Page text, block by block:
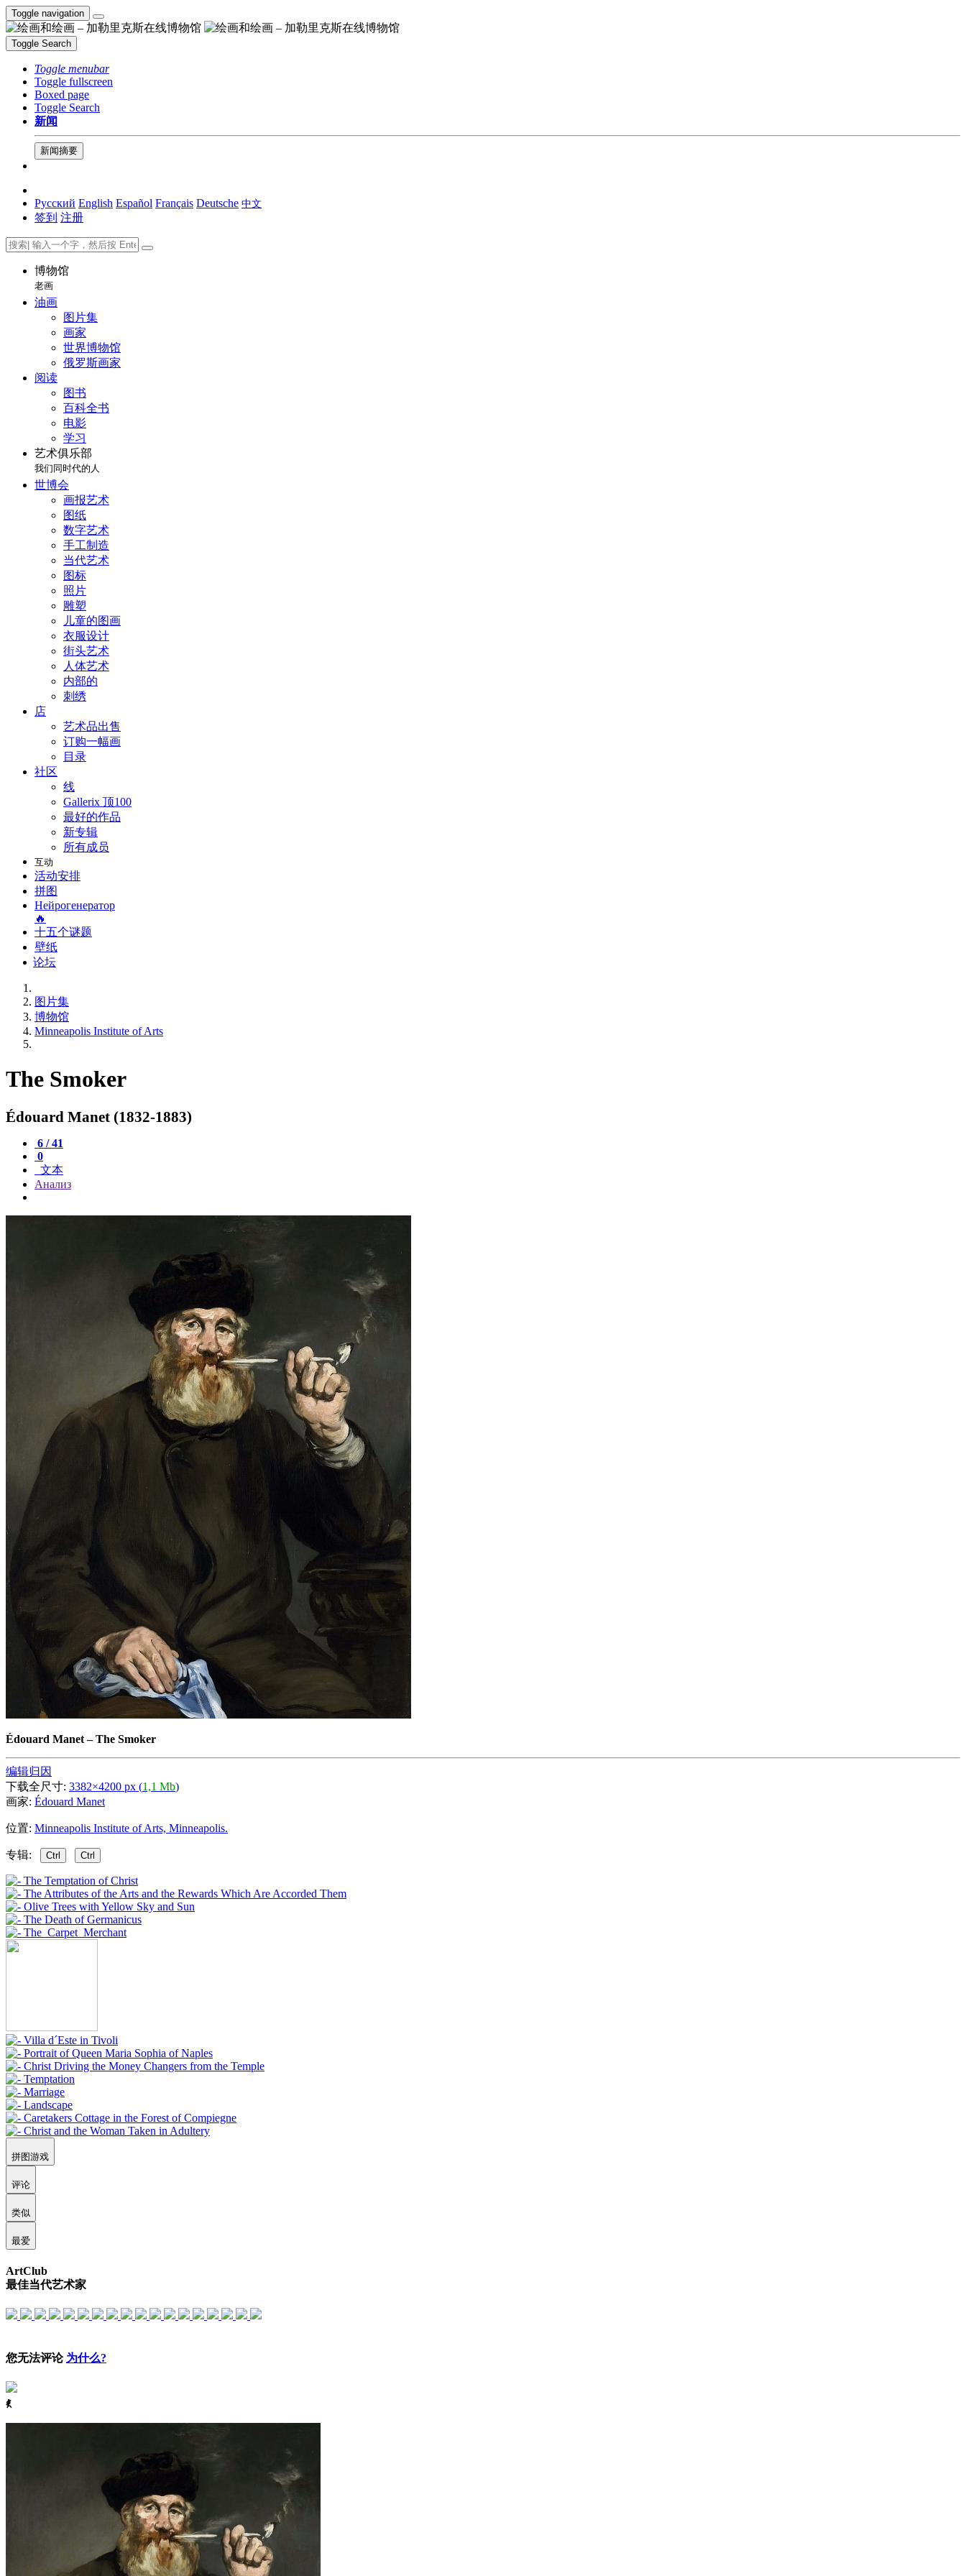
Toggle navigation
Toggle Search
Toggle menubar
Toggle fullscreen
Boxed page
Toggle Search
新闻
新闻摘要
Русский English Español Français Deutsche 中文
签到 注册
博物馆
老画
油画
图片集
画家
世界博物馆
俄罗斯画家
阅读
图书
百科全书
电影
学习
艺术俱乐部
我们同时代的人
世博会
画报艺术
图纸
数字艺术
手工制造
当代艺术
图标
照片
雕塑
儿童的图画
衣服设计
街头艺术
人体艺术
内部的
刺绣
店
艺术品出售
订购一幅画
目录
社区
线
Gallerix 顶100
最好的作品
新专辑
所有成员
互动
活动安排
拼图
Нейрогенератор
🔥
十五个谜题
壁纸
论坛
图片集
博物馆
Minneapolis Institute of Arts
The Smoker
Édouard Manet (1832-1883)
6 / 41
0
文本
Анализ
Édouard Manet–The Smoker
编辑归因
下载全尺寸: 3382×4200 px (1,1 Mb)
画家: Édouard Manet
位置: Minneapolis Institute of Arts, Minneapolis.
专辑: Ctrl Ctrl
拼图游戏
评论
类似
最爱
ArtClub
最佳当代艺术家
您无法评论 为什么?
ꈅ